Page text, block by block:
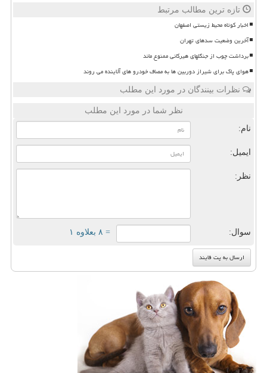
تازه ترین مطالب مرتبط
اخبار کوتاه محیط زیستی اصفهان
آخرین وضعیت سدهای تهران
برداشت چوب از جنگلهای هیرکانی ممنوع ماند
هوای پاک برای شیراز دوربین ها به مصاف خودرو های آلاینده می روند
نظرات بینندگان در مورد این مطلب
نظر شما در مورد این مطلب
نام:
ایمیل:
نظر:
سوال: = ۸ بعلاوه ۱